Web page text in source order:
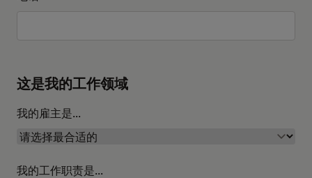
这是我的工作领域
我的雇主是...
我的工作职责是...